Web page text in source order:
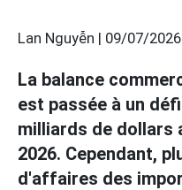
Lan Nguyễn | 09/07/
La balance
est passée à un
milliards de dollars
2026. Cependant,
d'affaires des